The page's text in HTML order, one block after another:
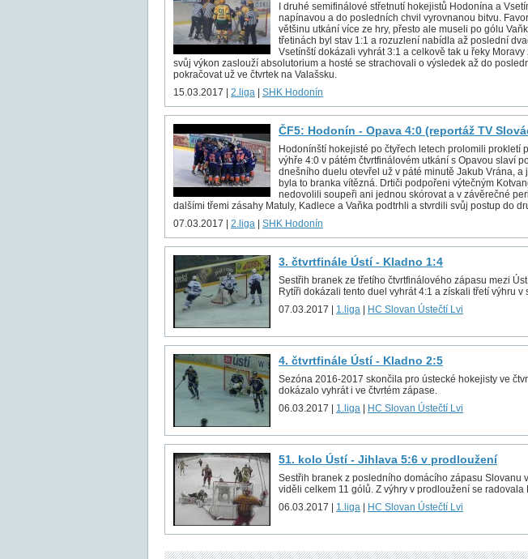
I druhé semifinálové střetnutí hokejistů Hodonína a
napínavou a do posledních chvil vyrovnanou bitvu.
většinu utkání více ze hry, přesto ale museli po gólu
třetinách byl stav 1:1 a rozuzlení nabídla až poslední
Vsetínští dokázali vyhrát 3:1 a celkově tak u řeky
svůj výkon zaslouží absolutorium a hosté se strachovali o výsledek až do
pokračovat už ve čtvrtek na Valašsku.
15.03.2017 | 2.liga SHK Hodonín
ČF5: Hodonín - Opava 4:0 (reportáž TV
Hodonínští hokejisté po čtyřech letech prolomili prokletí
výhře 4:0 v pátém čtvrtfinálovém utkání s Opavou slaví
dnešního duelu otevřel už v páté minutě Jakub Vrána, a
byla to branka vítězná. Drtiči podpořeni výtečným
nedovolili soupeři ani jednou skórovat a v závěrečné
dalšími třemi zásahy Matuly, Kadlece a Vaňka podtrhli a stvrdili svůj postup do
07.03.2017 | 2.liga SHK Hodonín
3. čtvrtfinále Ústí - Kladno 1:4
Sestřih branek ze třetího čtvrtfinálového zápasu mezi
Rytíři dokázali tento duel vyhrát 4:1 a získali třetí výhru v
07.03.2017 | 1.liga HC Slovan Ústečtí Lvi
4. čtvrtfinále Ústí - Kladno 2:5
Sezóna 2016-2017 skončila pro ústecké hokejisty ve
dokázalo vyhrát i ve čtvrtém zápase.
06.03.2017 | 1.liga HC Slovan Ústečtí Lvi
51. kolo Ústí - Jihlava 5:6 v prodloužení
Sestřih branek z posledního domácího zápasu Slovanu
viděli celkem 11 gólů. Z výhry v prodloužení se radovala
06.03.2017 | 1.liga HC Slovan Ústečtí Lvi